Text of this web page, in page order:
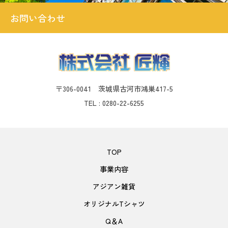
お問い合わせ
〒306-0041 茨城県古河市鴻巣417-5
TEL : 0280-22-6255
TOP
事業内容
アジアン雑貨
オリジナルTシャツ
Q＆A